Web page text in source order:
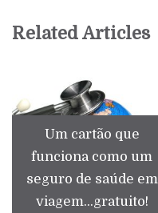
Related Articles
Um cartão que
funciona como um
seguro de saúde em
viagem...gratuito!